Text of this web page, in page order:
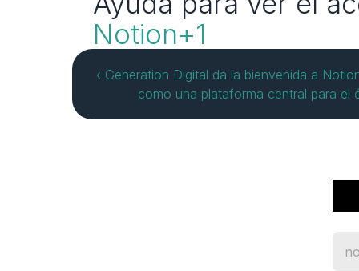
Notion+1
‹ Generation Digital da la bienvenida a
como una plataforma central para el